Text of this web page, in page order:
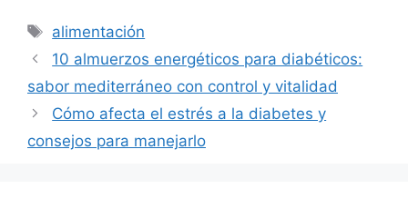
Etiquetas
alimentación
10 almuerzos energéticos para diabéticos:
sabor mediterráneo con control y vitalidad
Cómo afecta el estrés a la diabetes y
consejos para manejarlo